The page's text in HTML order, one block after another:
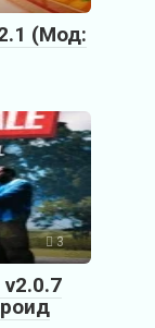
(Мод:
3